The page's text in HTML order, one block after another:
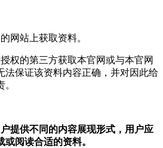
网站上获取资料。
权的第三方获取本官网或与本官网
法保证该资料内容正确，并对因此给
提供不同的内容展现形式，用户应
阅读合适的资料。